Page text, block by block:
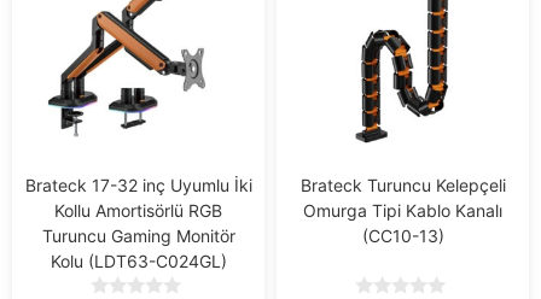
Brateck 17-32 inç Uyumlu İki
Kollu Amortisörlü RGB
Turuncu Gaming Monitör
Kolu (LDT63-C024GL)
Brateck Turuncu Kelepçeli
Omurga Tipi Kablo Kanalı
(CC10-13)